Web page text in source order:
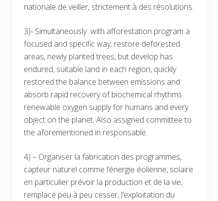
nationale de veiller, strictement à des résolutions.
3)- Simultaneously with afforestation program a
focused and specific way; restore deforested
areas, newly planted trees, but develop has
endured, suitable land in each region, quickly
restored the balance between emissions and
absorb rapid recovery of biochemical rhythms
renewable oxygen supply for humans and every
object on the planet. Also assigned committee to
the aforementioned in responsable.
4) – Organiser la fabrication des programmes,
capteur naturel comme l’énergie éolienne, solaire
en particulier prévoir la production et de la vie,
remplacé peu à peu cesser, l’exploitation du